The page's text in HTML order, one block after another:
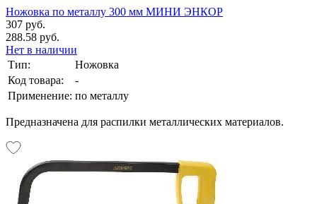
Ножовка по металлу 300 мм МИНИ ЭНКОР
307 руб.
288.58 руб.
Нет в наличии
Тип:
Ножовка
Код товара:
-
Применение: по металлу
Предназначена для распилки металлических материалов.